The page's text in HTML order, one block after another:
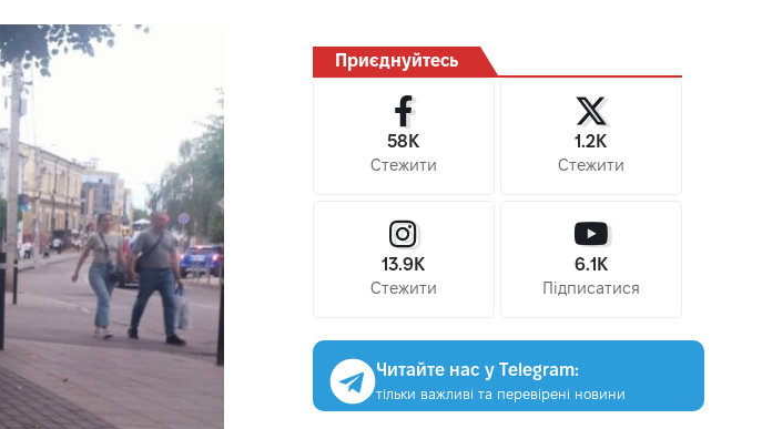
Приєднуйтесь
58K
Стежити
1.2K
Стежити
13.9K
Стежити
6.1K
Підписатися
Читайте нас у Telegram:
тільки важливі та перевірені новини